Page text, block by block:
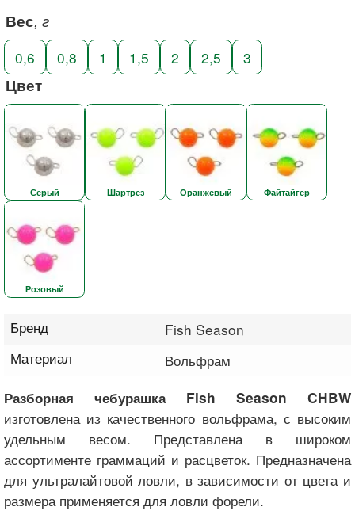
Вес, г
0,6 0,8 1 1,5 2 2,5 3
Цвет
Серый Шартрез Оранжевый Файтайгер
Розовый
Бренд
Fish Season
Материал
Вольфрам
Разборная чебурашка Fish Season CHBW
изготовлена из качественного вольфрама, с высоким
удельным весом. Представлена в широком
ассортименте граммаций и расцветок. Предназначена
для ультралайтовой ловли, в зависимости от цвета и
размера применяется для ловли форели.